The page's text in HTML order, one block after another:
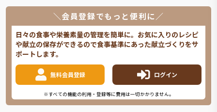
＼会員登録でもっと便利に／
日々の食事や栄養素量の管理を簡単に。お気に入りのレシピ
や献立の保存ができるので食事基準にあった献立づくりをサ
ポートします。
無料会員登録 ログイン
※すべての機能の利用・登録等に費用は一切かかりません。